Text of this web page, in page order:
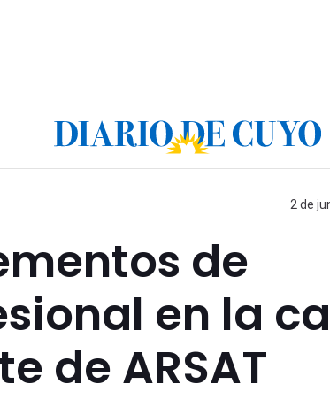
2 de
de
en la
de ARSAT